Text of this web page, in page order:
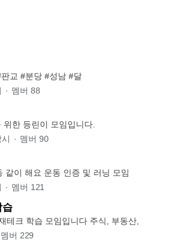
#서현 #판교 #분당 #성남 #달
∙ 멤버 88
입문자를 위한 등린이 모임입니다.
∙ 멤버 90
같이 해요 운동 인증 및 러닝 모임
∙ 멤버 121
습
경제적 자유를 꿈꾸는 사람들의 재테크 학습 모임입니다 주식, 부동산,
멤버 229